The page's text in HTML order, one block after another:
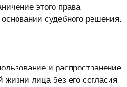
этого права
основании судебного решения.
и распространение
лица без его согласия